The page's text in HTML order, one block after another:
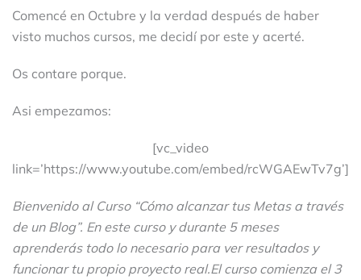
Comencé en Octubre y la verdad después de haber
visto muchos cursos, me decidí por este y acerté.
Os contare porque.
Asi empezamos:
[vc_video
link=’https://www.youtube.com/embed/rcWGAEwTv7g’]
Bienvenido al Curso “Cómo alcanzar tus Metas a través
de un Blog”. En este curso y durante 5 meses
aprenderás todo lo necesario para ver resultados y
funcionar tu propio proyecto real.El curso comienza el 3